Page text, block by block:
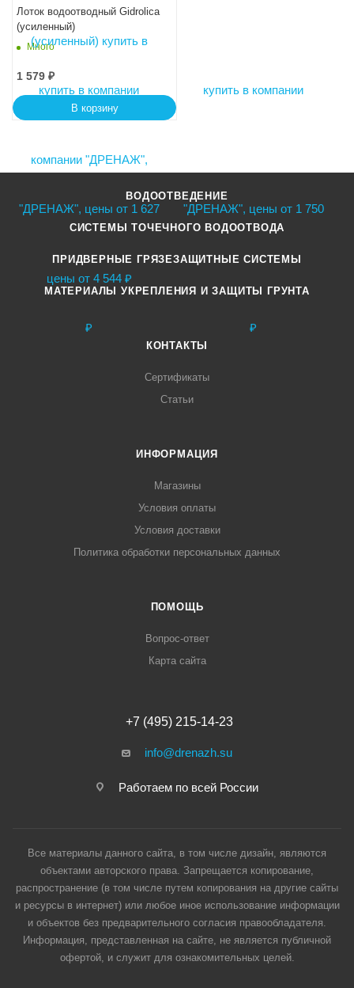
Лоток водоотводный Gidrolica Standart Plus ЛВ-15.19,6.23,5 -
(усиленный)
Много
1 579 ₽
В корзину
ВОДООТВЕДЕНИЕ
СИСТЕМЫ ТОЧЕЧНОГО ВОДООТВОДА
ПРИДВЕРНЫЕ ГРЯЗЕЗАЩИТНЫЕ СИСТЕМЫ
МАТЕРИАЛЫ УКРЕПЛЕНИЯ И ЗАЩИТЫ ГРУНТА
КОНТАКТЫ
Сертификаты
Статьи
ИНФОРМАЦИЯ
Магазины
Условия оплаты
Условия доставки
Политика обработки персональных данных
ПОМОЩЬ
Вопрос-ответ
Карта сайта
+7 (495) 215-14-23
info@drenazh.su
Работаем по всей России
Все материалы данного сайта, в том числе дизайн, являются
объектами авторского права. Запрещается копирование,
распространение (в том числе путем копирования на другие сайты
и ресурсы в интернет) или любое иное использование информации
и объектов без предварительного согласия правообладателя.
Информация, представленная на сайте, не является публичной
офертой, и служит для ознакомительных целей.